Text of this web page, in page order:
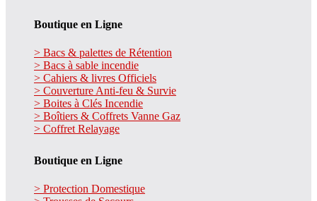
Boutique en Ligne
> Bacs & palettes de Rétention
> Bacs à sable incendie
> Cahiers & livres Officiels
> Couverture Anti-feu & Survie
> Boites à Clés Incendie
> Boîtiers & Coffrets Vanne Gaz
> Coffret Relayage
Boutique en Ligne
> Protection Domestique